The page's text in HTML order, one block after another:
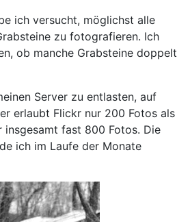
ich versucht, möglichst alle
zu fotografieren. Ich
ob manche Grabsteine doppelt
Server zu entlasten, auf
erlaubt Flickr nur 200 Fotos als
insgesamt fast 800 Fotos. Die
ich im Laufe der Monate